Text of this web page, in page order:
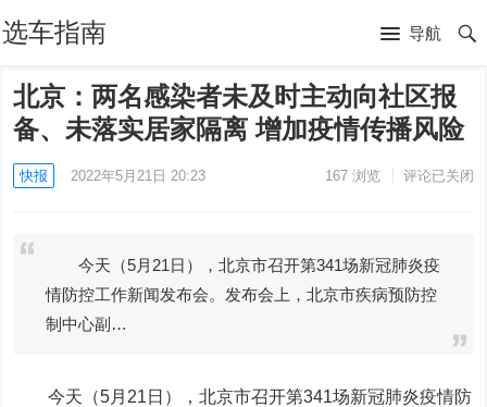
选车指南 导航
北京：两名感染者未及时主动向社区报
备、未落实居家隔离 增加疫情传播风险
快报 2022年5月21日 20:23 167浏览 评论已关闭
今天（5月21日），北京市召开第341场新冠肺炎疫
情防控工作新闻发布会。发布会上，北京市疾病预防控
制中心副…
今天（5月21日），北京市召开第341场新冠肺炎疫情防